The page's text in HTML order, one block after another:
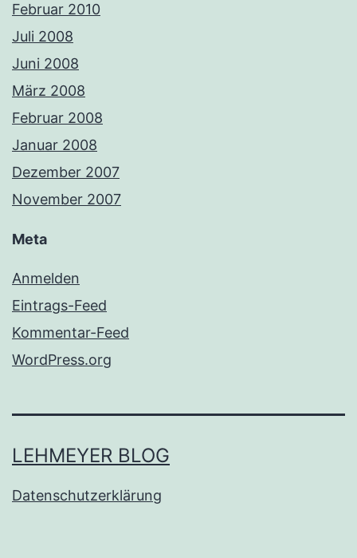
Februar 2010
Juli 2008
Juni 2008
März 2008
Februar 2008
Januar 2008
Dezember 2007
November 2007
Meta
Anmelden
Eintrags-Feed
Kommentar-Feed
WordPress.org
LEHMEYER BLOG
Datenschutzerklärung